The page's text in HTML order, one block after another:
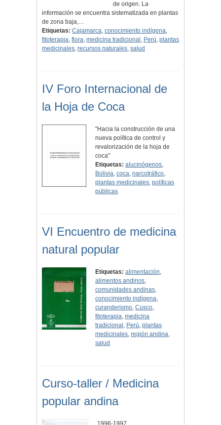
de origen. La
información se encuentra sistematizada en plantas
de zona baja,…
Etiquetas: Cajamarca, conocimiento indígena,
fitoterapia, flora, medicina tradicional , Perú, plantas
medicinales, recursos naturales, salud
IV Foro Internacional de
la Hoja de Coca
"Hacia la construcción de una
nueva política de control y
revalorización de la hoja de
coca"
Etiquetas: alucinógenos,
Bolivia,coca,narcotráfico,
plantas medicinales,políticas
públicas
VI Encuentro de medicina
natural popular
Etiquetas: alimentación,
alimentos andinos,
comunidades andinas,
conocimiento indígena,
curanderismo,Cusco,
fitoterapia,medicina
tradicional , Perú,plantas
medicinales,región andina,
salud
Curso-taller / Medicina
popular andina